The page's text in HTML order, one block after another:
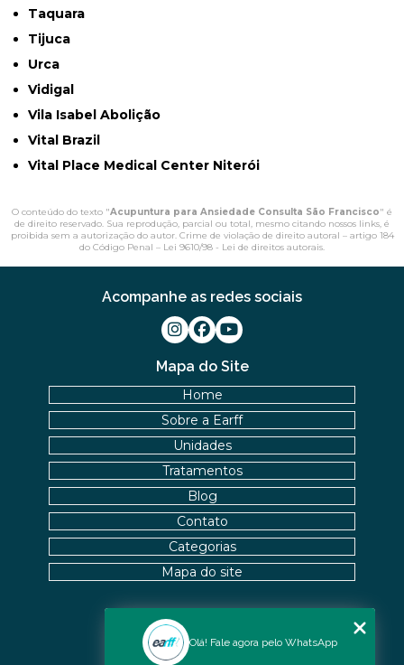
Taquara
Tijuca
Urca
Vidigal
Vila Isabel Abolição
Vital Brazil
Vital Place Medical Center Niterói
O conteúdo do texto "Acupuntura para Ansiedade Consulta São Francisco" é
de direito reservado. Sua reprodução, parcial ou total, mesmo citando nossos links, é
proibida sem a autorização do autor. Crime de violação de direito autoral – artigo 184
do Código Penal – Lei 9610/98 - Lei de direitos autorais.
Nossas Unidades
Mapa do Site
Home
Sobre a Earff
Unidades
Tratamentos
Blog
Contato
Categorias
Mapa do site
Acompanhe as redes sociais
Olá! Fale agora pelo WhatsApp